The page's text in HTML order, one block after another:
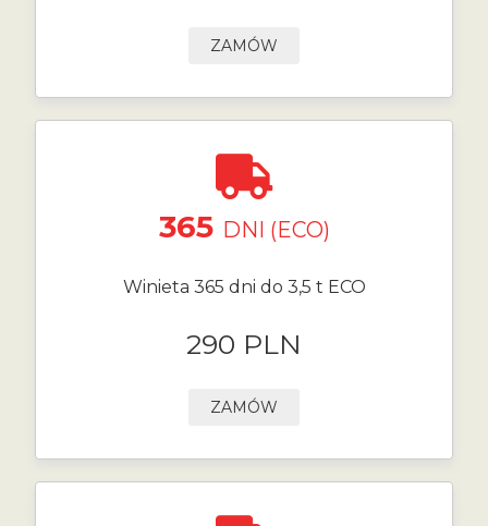
ZAMÓW
365 DNI (ECO)
Winieta 365 dni do 3,5 t ECO
290 PLN
ZAMÓW